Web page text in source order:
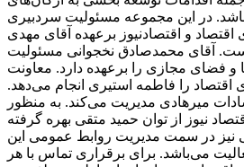
در این مجموعه مسئولیت سردبیری
و اقتصادنیوز برعهده آقای مهدی
آقای محمدصادق نخجوانی مسئولیت
فضای مجازی را برعهده دارد. معاونت
اقتصاد را فاطمه استیری انجام می‌دهد.
میرهادی مدیریت می‌کند. به منظور
نیوز از توان حمید متقی بهره گرفته
نیز در سمت مدیریت روابط عمومی این
می‌باشد. برای برقراری تماس با هر